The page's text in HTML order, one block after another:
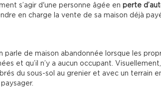
s’agir d'une personne âgée en perte
en charge la vente de sa maison déjà
parle de maison abandonnée lorsque les
et qu’il n’y a aucun occupant.
du sous-sol au grenier et avec un terrain